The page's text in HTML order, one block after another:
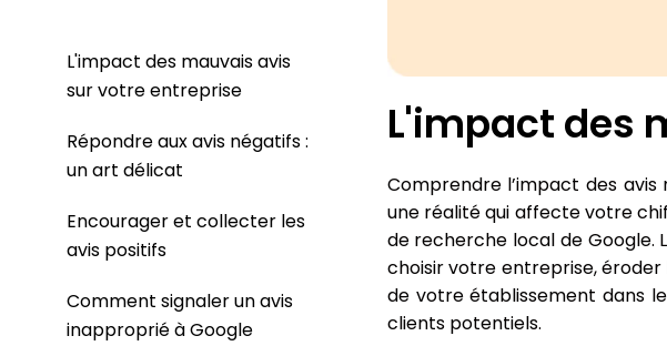
L'impact des mauvais avis
sur votre entreprise
Répondre aux avis négatifs :
un art délicat
Encourager et collecter les
avis positifs
Comment signaler un avis
inapproprié à Google
L'impact des
Comprendre l’impact des
une réalité qui affecte votre
de recherche local de Google.
choisir votre entreprise, éroder
de votre établissement dans
clients potentiels.